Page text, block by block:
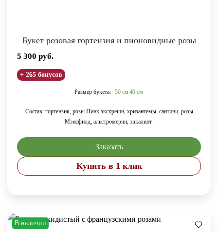
Букет розовая гортензия и пионовидные розы
5 300 руб.
+ 265 бонусов
Размер букета: 50 см 40 см
Состав: гортензия, розы Пинк экспрешн, хризантемы, сантини, розы
Мэнсфилд, альстромерии, эвкалипт
Заказать
Купить в 1 клик
В наличии